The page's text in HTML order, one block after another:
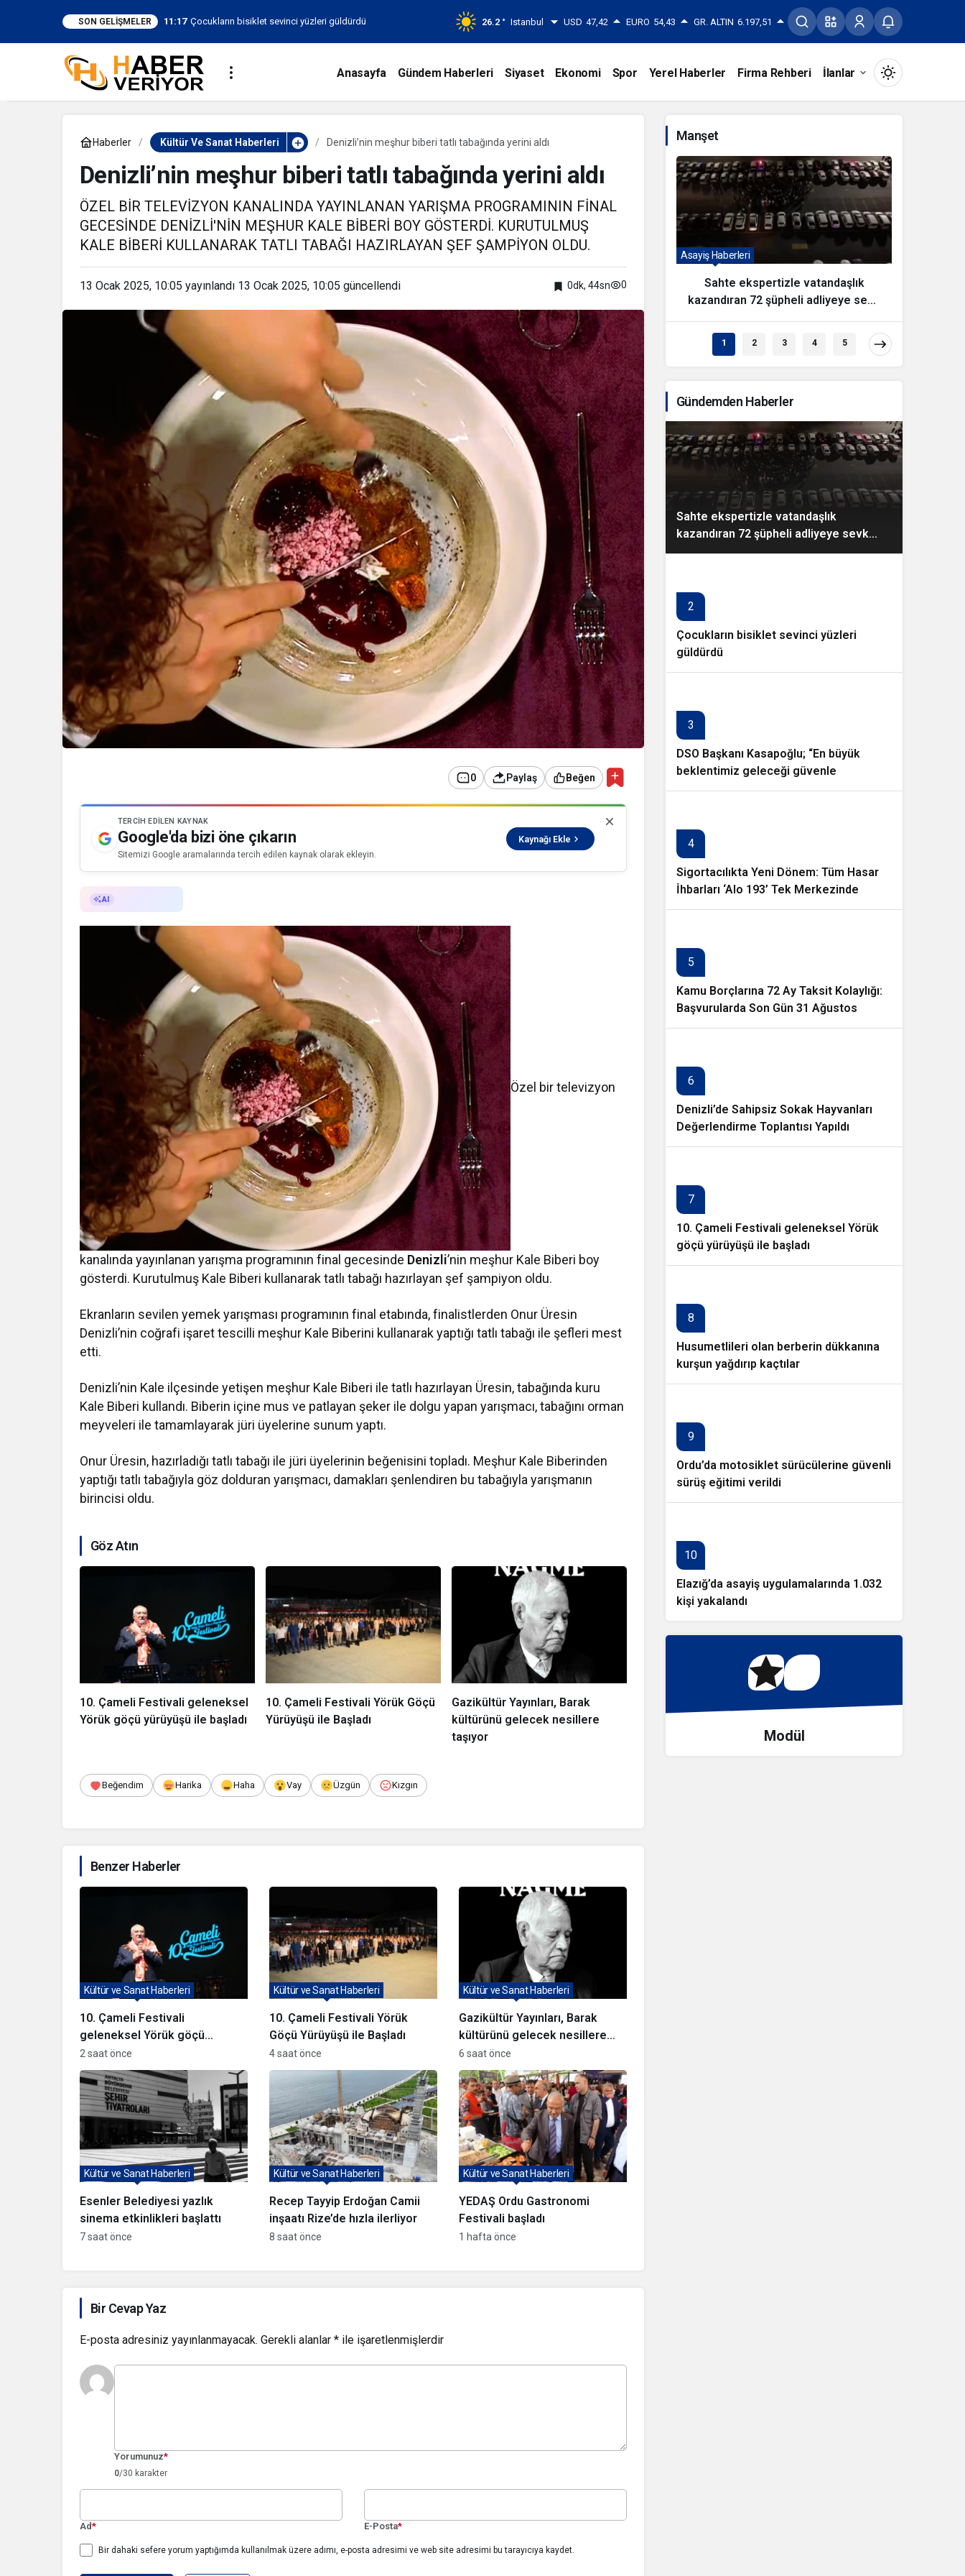
SON GELIŞMELER 11:17 Çocukların bisiklet sevinci yüzleri güldürdü 26.2 ° Istanbul USD 47,42 EURO 54,43 GR. ALTIN 6.197,51
Anasayfa Gündem Haberleri Siyaset Ekonomi Spor Yerel Haberler Firma Rehberi İlanlar
Mod
Gündüz Modu
Gündüz modunu seçin.
Gece modunu seçin.
Sistem Modu
Haberler Kültür Ve Sanat Haberleri Denizli’nin meşhur biberi tatlı tabağında yerini aldı
Denizli’nin meşhur biberi tatlı tabağında yerini aldı
ÖZEL BİR TELEVİZYON KANALINDA YAYINLANAN YARIŞMA PROGRAMININ FİNAL
GECESİNDE DENİZLİ'NİN MEŞHUR KALE BİBERİ BOY GÖSTERDİ. KURUTULMUŞ
KALE BİBERİ KULLANARAK TATLI TABAĞI HAZIRLAYAN ŞEF ŞAMPİYON OLDU.
13 Ocak 2025, 10:05 yayınlandı 13 Ocak 2025, 10:05 güncellendi 0dk, 44sn 0
0 Paylaş Beğen
TERCIH EDILEN KAYNAK
Google'da bizi öne çıkarın
Sitemizi Google aramalarında tercih edilen kaynak olarak ekleyin.
Kaynağı Ekle
AI
Özel bir televizyon
kanalında yayınlanan yarışma programının final gecesinde Denizli’nin meşhur Kale Biberi boy
gösterdi. Kurutulmuş Kale Biberi kullanarak tatlı tabağı hazırlayan şef şampiyon oldu.
Ekranların sevilen yemek yarışması programının final etabında, finalistlerden Onur Üresin
Denizli’nin coğrafi işaret tescilli meşhur Kale Biberini kullanarak yaptığı tatlı tabağı ile şefleri mest
etti.
Denizli’nin Kale ilçesinde yetişen meşhur Kale Biberi ile tatlı hazırlayan Üresin, tabağında kuru
Kale Biberi kullandı. Biberin içine mus ve patlayan şeker ile dolgu yapan yarışmacı, tabağını orman
meyveleri ile tamamlayarak jüri üyelerine sunum yaptı.
Onur Üresin, hazırladığı tatlı tabağı ile jüri üyelerinin beğenisini topladı. Meşhur Kale Biberinden
yaptığı tatlı tabağıyla göz dolduran yarışmacı, damakları şenlendiren bu tabağıyla yarışmanın
birincisi oldu.
Göz Atın
10. Çameli Festivali geleneksel
Yörük göçü yürüyüşü ile başladı
10. Çameli Festivali Yörük Göçü
Yürüyüşü ile Başladı
Gazikültür Yayınları, Barak
kültürünü gelecek nesillere
taşıyor
Beğendim Harika Haha Vay Üzgün Kızgın
Benzer Haberler
10. Çameli Festivali
geleneksel Yörük göçü
yürüyüşü ile başladı
Kültür ve Sanat Haberleri
2 saat önce
10. Çameli Festivali Yörük
Göçü Yürüyüşü ile Başladı
Kültür ve Sanat Haberleri
4 saat önce
Gazikültür Yayınları, Barak
kültürünü gelecek nesillere
taşıyor
Kültür ve Sanat Haberleri
6 saat önce
Esenler Belediyesi yazlık
sinema etkinlikleri başlattı
Kültür ve Sanat Haberleri
7 saat önce
Recep Tayyip Erdoğan Camii
inşaatı Rize’de hızla ilerliyor
Kültür ve Sanat Haberleri
8 saat önce
YEDAŞ Ordu Gastronomi
Festivali başladı
Kültür ve Sanat Haberleri
1 hafta önce
Bir Cevap Yaz
E-posta adresiniz yayınlanmayacak. Gerekli alanlar * ile işaretlenmişlerdir
Yorumunuz*
0/30 karakter
Ad* E-Posta*
Bir dahaki sefere yorum yaptığımda kullanılmak üzere adımı, e-posta adresimi ve web site adresimi bu tarayıcıya kaydet.
Manşet
Asayiş Haberleri
Sahte ekspertizle vatandaşlık
kazandıran 72 şüpheli adliyeye sevk
1 2 3 4 5
Gündemden Haberler
Sahte ekspertizle vatandaşlık
kazandıran 72 şüpheli adliyeye sevk
edildi
2
Çocukların bisiklet sevinci yüzleri
güldürdü
3
DSO Başkanı Kasapoğlu; “En büyük
beklentimiz geleceği güvenle
planlayabileceğimiz istikrarlı bir yatırım
4
Sigortacılıkta Yeni Dönem: Tüm Hasar
İhbarları ‘Alo 193’ Tek Merkezinde
Toplanıyor
5
Kamu Borçlarına 72 Ay Taksit Kolaylığı:
Başvurularda Son Gün 31 Ağustos
6
Denizli’de Sahipsiz Sokak Hayvanları
Değerlendirme Toplantısı Yapıldı
7
10. Çameli Festivali geleneksel Yörük
göçü yürüyüşü ile başladı
8
Husumetlileri olan berberin dükkanına
kurşun yağdırıp kaçtılar
9
Ordu’da motosiklet sürücülerine güvenli
sürüş eğitimi verildi
10
Elazığ’da asayiş uygulamalarında 1.032
kişi yakalandı
Modül